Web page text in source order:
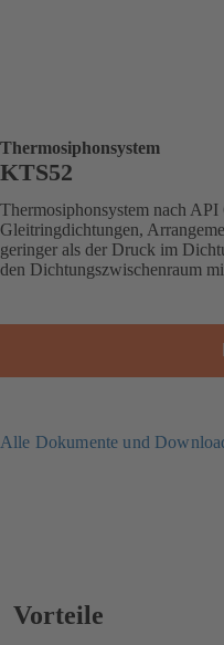
Thermosiphonsystem
KTS52
Thermosiphonsystem nach
Gleitringdichtungen,
geringer als der Druck im
den Dichtungszwischenraum
Alle Dokumente und
Vorteile